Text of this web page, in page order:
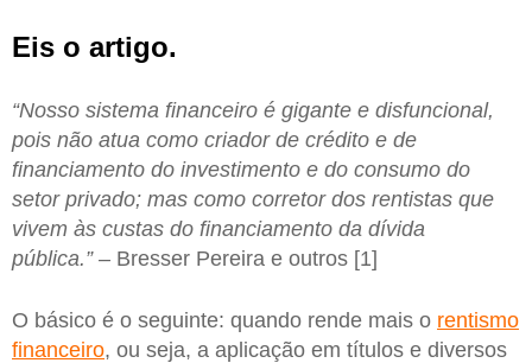
Eis o artigo.
“Nosso sistema financeiro é gigante e disfuncional,
pois não atua como criador de crédito e de
financiamento do investimento e do consumo do
setor privado; mas como corretor dos rentistas que
vivem às custas do financiamento da dívida
pública.” – Bresser Pereira e outros [1]
O básico é o seguinte: quando rende mais o rentismo
financeiro, ou seja, a aplicação em títulos e diversos